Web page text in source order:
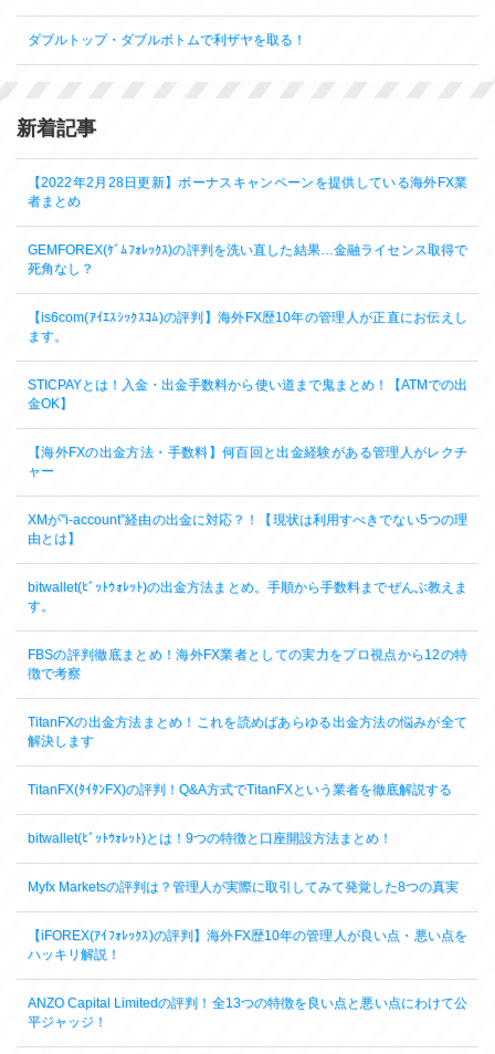
ダブルトップ・ダブルボトムで利ザヤを取る！
新着記事
【2022年2月28日更新】ボーナスキャンペーンを提供している海外FX業
者まとめ
GEMFOREX(ｹﾞﾑﾌｫﾚｯｸｽ)の評判を洗い直した結果…金融ライセンス取得で
死角なし？
【is6com(ｱｲｴｽｼｯｸｽｺﾑ)の評判】海外FX歴10年の管理人が正直にお伝えし
ます。
STICPAYとは！入金・出金手数料から使い道まで鬼まとめ！【ATMでの出
金OK】
【海外FXの出金方法・手数料】何百回と出金経験がある管理人がレクチ
ャー
XMが”i-account”経由の出金に対応？！【現状は利用すべきでない5つの理
由とは】
bitwallet(ﾋﾞｯﾄｳｫﾚｯﾄ)の出金方法まとめ。手順から手数料までぜんぶ教えま
す。
FBSの評判徹底まとめ！海外FX業者としての実力をプロ視点から12の特
徴で考察
TitanFXの出金方法まとめ！これを読めばあらゆる出金方法の悩みが全て
解決します
TitanFX(ﾀｲﾀﾝFX)の評判！Q&A方式でTitanFXという業者を徹底解説する
bitwallet(ﾋﾞｯﾄｳｫﾚｯﾄ)とは！9つの特徴と口座開設方法まとめ！
Myfx Marketsの評判は？管理人が実際に取引してみて発覚した8つの真実
【iFOREX(ｱｲﾌｫﾚｯｸｽ)の評判】海外FX歴10年の管理人が良い点・悪い点を
ハッキリ解説！
ANZO Capital Limitedの評判！全13つの特徴を良い点と悪い点にわけて公
平ジャッジ！